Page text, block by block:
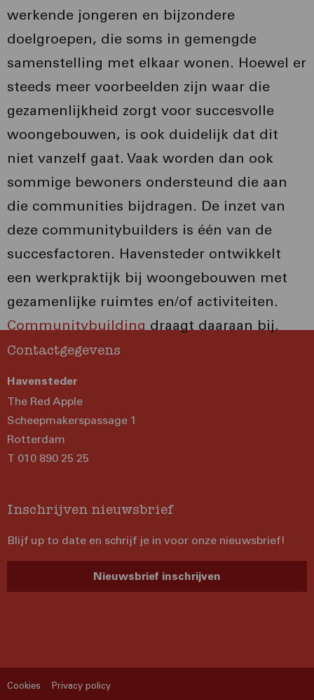
werkende jongeren en bijzondere
doelgroepen, die soms in gemengde
samenstelling met elkaar wonen. Hoewel er
steeds meer voorbeelden zijn waar die
gezamenlijkheid zorgt voor succesvolle
woongebouwen, is ook duidelijk dat dit
niet vanzelf gaat. Vaak worden dan ook
sommige bewoners ondersteund die aan
die communities bijdragen. De inzet van
deze communitybuilders is één van de
succesfactoren. Havensteder ontwikkelt
een werkpraktijk bij woongebouwen met
gezamenlijke ruimtes en/of activiteiten.
Communitybuilding draagt daaraan bij.
Contactgegevens
Havensteder
The Red Apple
Scheepmakerspassage 1
Rotterdam
T 010 890 25 25
Inschrijven nieuwsbrief
Blijf up to date en schrijf je in voor onze nieuwsbrief!
Nieuwsbrief inschrijven
Cookies Privacy policy